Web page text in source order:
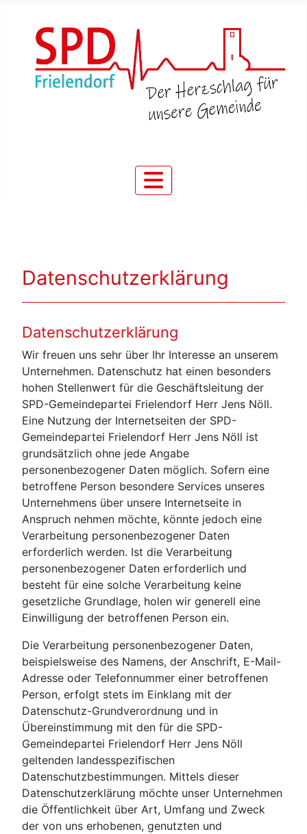
Datenschutzerklärung
Datenschutzerklärung
Wir freuen uns sehr über Ihr Interesse an unserem
Unternehmen. Datenschutz hat einen besonders
hohen Stellenwert für die Geschäftsleitung der
SPD-Gemeindepartei Frielendorf Herr Jens Nöll.
Eine Nutzung der Internetseiten der SPD-
Gemeindepartei Frielendorf Herr Jens Nöll ist
grundsätzlich ohne jede Angabe
personenbezogener Daten möglich. Sofern eine
betroffene Person besondere Services unseres
Unternehmens über unsere Internetseite in
Anspruch nehmen möchte, könnte jedoch eine
Verarbeitung personenbezogener Daten
erforderlich werden. Ist die Verarbeitung
personenbezogener Daten erforderlich und
besteht für eine solche Verarbeitung keine
gesetzliche Grundlage, holen wir generell eine
Einwilligung der betroffenen Person ein.
Die Verarbeitung personenbezogener Daten,
beispielsweise des Namens, der Anschrift, E-Mail-
Adresse oder Telefonnummer einer betroffenen
Person, erfolgt stets im Einklang mit der
Datenschutz-Grundverordnung und in
Übereinstimmung mit den für die SPD-
Gemeindepartei Frielendorf Herr Jens Nöll
geltenden landesspezifischen
Datenschutzbestimmungen. Mittels dieser
Datenschutzerklärung möchte unser Unternehmen
die Öffentlichkeit über Art, Umfang und Zweck
der von uns erhobenen, genutzten und